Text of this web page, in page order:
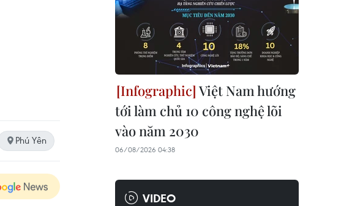
Phú Yên
Việt Nam hướng
tới làm chủ 10 công nghệ lõi
vào năm 2030
06/08/2026 04:38
VIDEO